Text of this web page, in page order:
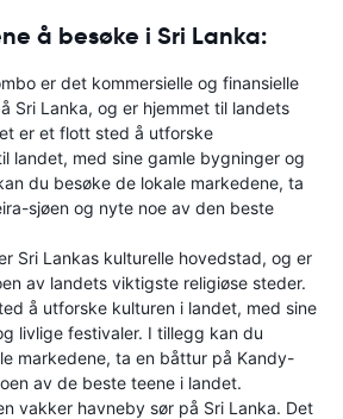
å besøke i Sri Lanka:
er det kommersielle og finansielle
Sri Lanka, og er hjemmet til landets
er et flott sted å utforske
landet, med sine gamle bygninger og
du besøke de lokale markedene, ta
sjøen og nyte noe av den beste
Sri Lankas kulturelle hovedstad, og er
av landets viktigste religiøse steder.
å utforske kulturen i landet, med sine
livlige festivaler. I tillegg kan du
markedene, ta en båttur på Kandy-
av de beste teene i landet.
vakker havneby sør på Sri Lanka. Det